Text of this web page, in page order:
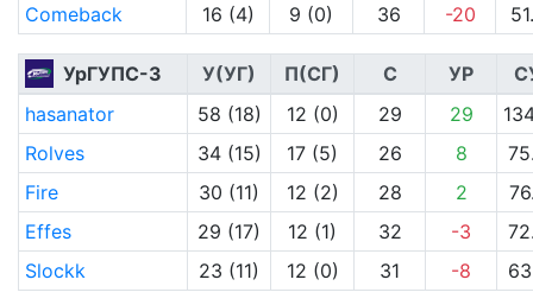
Comeback
16 (4) 9 (0) 36 -20
УрГУПС-3 У(УГ) П(СГ) С УР
hasanator
58 (18) 12 (0) 29 29
Rolves
34 (15) 17 (5) 26 8
Fire
30 (11) 12 (2) 28 2
Effes
29 (17) 12 (1) 32 -3
Slockk
23 (11) 12 (0) 31 -8